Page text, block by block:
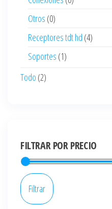
Otros (0)
Receptores tdt hd (4)
Soportes (1)
Todo (2)
FILTRAR POR PRECIO
Filtrar